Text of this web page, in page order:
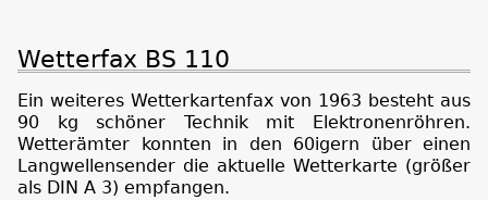
Wetterfax BS 110
Ein weiteres Wetterkartenfax von 1963 besteht aus
90 kg schöner Technik mit Elektronenröhren.
Wetterämter konnten in den 60igern über einen
Langwellensender die aktuelle Wetterkarte (größer
als DIN A 3) empfangen.